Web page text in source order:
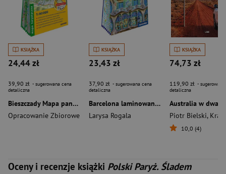
KSIĄŻKA
24,44 zł
39,90 zł - sugerowana cena
detaliczna
Bieszczady Mapa panoramiczna laminowana mapa turystyczna 1:60 000
Opracowanie Zbiorowe
KSIĄŻKA
23,43 zł
37,90 zł - sugerowana cena
detaliczna
Barcelona laminowany przewodnik i mapa 2w1
Larysa Rogala
KSIĄŻKA
74,73 zł
119,90 zł -
detaliczna
Piotr Bielski, Krajewska
10,0 (4)
Oceny i recenzje książki Polski Paryż. Śladem